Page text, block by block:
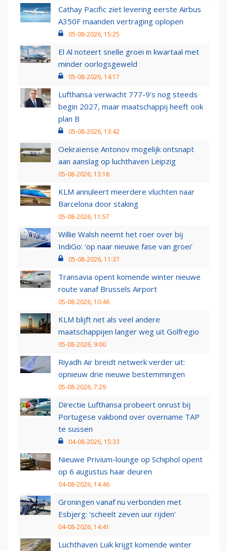
Cathay Pacific ziet levering eerste Airbus
A350F maanden vertraging oplopen
05-08-2026, 15:25
El Al noteert snelle groei in kwartaal met
minder oorlogsgeweld
05-08-2026, 14:17
Lufthansa verwacht 777-9’s nog steeds
begin 2027, maar maatschappij heeft ook
plan B
05-08-2026, 13:42
Oekraïense Antonov mogelijk ontsnapt
aan aanslag op luchthaven Leipzig
05-08-2026, 13:18
KLM annuleert meerdere vluchten naar
Barcelona door staking
05-08-2026, 11:57
Willie Walsh neemt het roer over bij
IndiGo: 'op naar nieuwe fase van groei'
05-08-2026, 11:37
Transavia opent komende winter nieuwe
route vanaf Brussels Airport
05-08-2026, 10:46
KLM blijft net als veel andere
maatschappijen langer weg uit Golfregio
05-08-2026, 9:00
Riyadh Air breidt netwerk verder uit:
opnieuw drie nieuwe bestemmingen
05-08-2026, 7:29
Directie Lufthansa probeert onrust bij
Portugese vakbond over overname TAP
te sussen
04-08-2026, 15:33
Nieuwe Privium-lounge op Schiphol opent
op 6 augustus haar deuren
04-08-2026, 14:46
Groningen vanaf nu verbonden met
Esbjerg: 'scheelt zeven uur rijden'
04-08-2026, 14:41
Luchthaven Luik krijgt komende winter